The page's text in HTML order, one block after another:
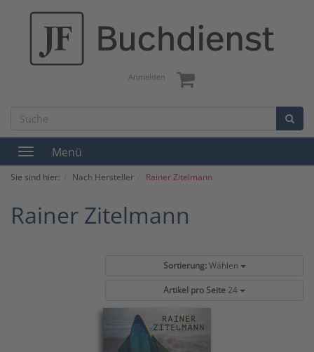
Anmelden
Toggle
navigation
Menü
Sie sind hier: Nach Hersteller Rainer Zitelmann
Rainer Zitelmann
Sortierung: Wählen
Artikel pro Seite24